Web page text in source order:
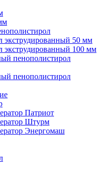
экструдированный 50 мм
экструдированный 100 мм
пенополистирол
пенополистирол
Патриот
Штурм
Энергомаш